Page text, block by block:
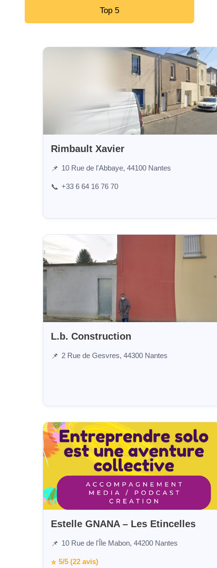
Top 5
Rimbault Xavier
📌 10 Rue de l'Abbaye, 44100 Nantes
📞 +33 6 64 16 76 70
L.b. Construction
📌 2 Rue de Gesvres, 44300 Nantes
Estelle GNANA – Les Etincelles
📌 10 Rue de l'Île Mabon, 44200 Nantes
⭐ 5/5 (22 avis)